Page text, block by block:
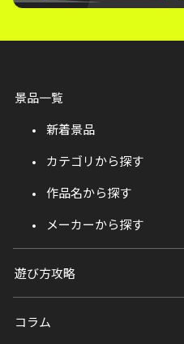
景品一覧
新着景品
カテゴリから探す
作品名から探す
メーカーから探す
遊び方攻略
コラム